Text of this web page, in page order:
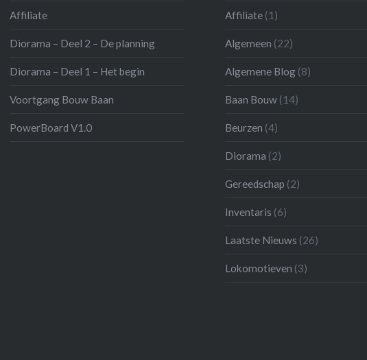
Affiliate
Diorama – Deel 2 – De planning
Diorama – Deel 1 – Het begin
Voortgang Bouw Baan
PowerBoard V1.0
Affiliate (1)
Algemeen (22)
Algemene Blog (8)
Baan Bouw (14)
Beurzen (4)
Diorama (2)
Gereedschap (2)
Inventaris (6)
Laatste Nieuws (26)
Lokomotieven (3)